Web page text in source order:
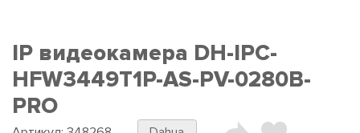
IP видеокамера DH-IPC-
HFW3449T1P-AS-PV-0280B-
PRO